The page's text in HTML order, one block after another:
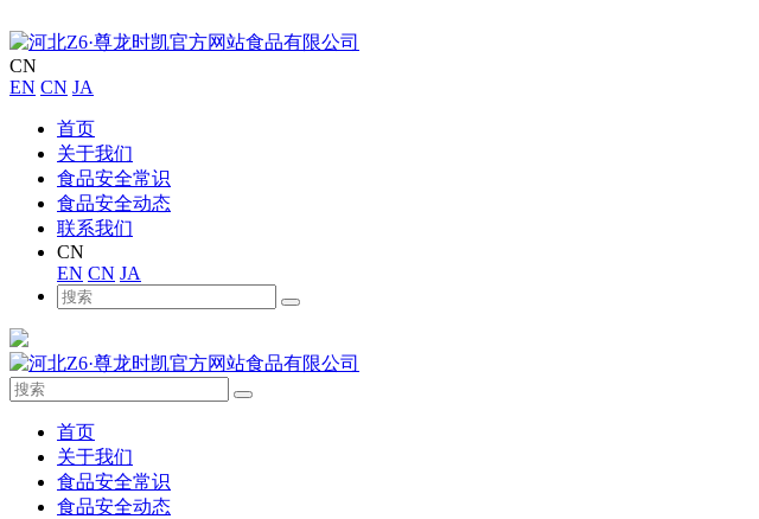
CN
EN CN JA
首页
关于我们
食品安全常识
食品安全动态
联系我们
CN
EN CN JA
首页
关于我们
食品安全常识
食品安全动态